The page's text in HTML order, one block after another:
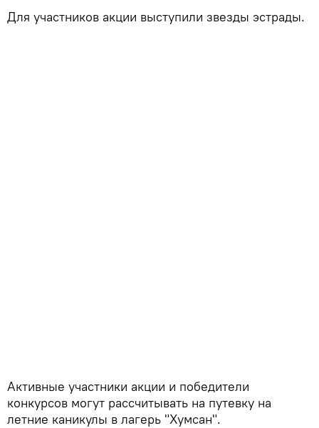
Для участников акции выступили звезды эстрады.
Активные участники акции и победители
конкурсов могут рассчитывать на путевку на
летние каникулы в лагерь "Хумсан".